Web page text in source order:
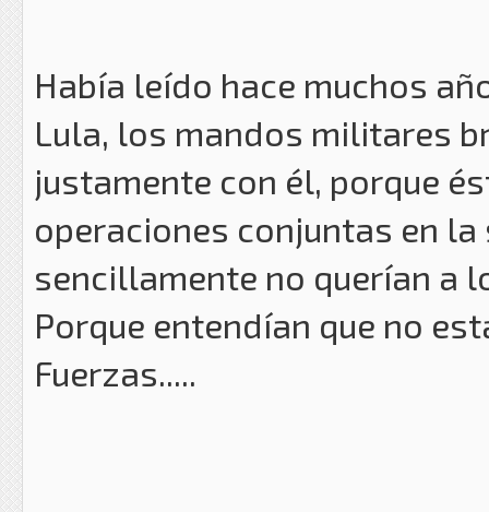
Había leído hace muchos
Lula, los mandos militares
justamente con él, porque
operaciones conjuntas en la
sencillamente no querían a
Porque entendían que no
Fuerzas.....